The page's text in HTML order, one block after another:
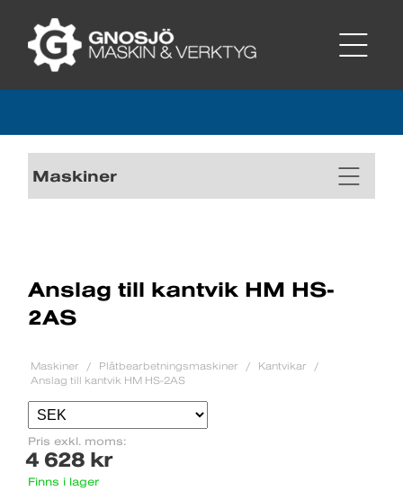
Maskiner
Anslag till kantvik HM HS-
2AS
Maskiner Plåtbearbetningsmaskiner
Kantvikar
Anslag till kantvik HM HS-2AS
Pris exkl. moms:
4 628 kr
Finns i lager